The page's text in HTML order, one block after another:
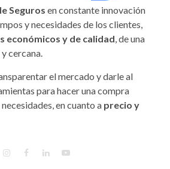
Seguros en constante innovación
y necesidades de los clientes,
económicos y de calidad, de una
cercana.
el mercado y darle al
para hacer una compra
en cuanto a precio y
INSTAGRAM
FACEBOOK
LINKEDIN
YOUTUBE